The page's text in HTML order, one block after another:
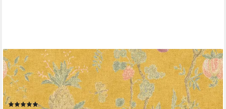
LIVING WALLS
Vliestapete Paradise Garden, leicht strukturiert, floral, geblümt,
Floral Tapete Blumen Tapeten Wohnzimmer Schlafzimmer Küche
Flur Design
(5)